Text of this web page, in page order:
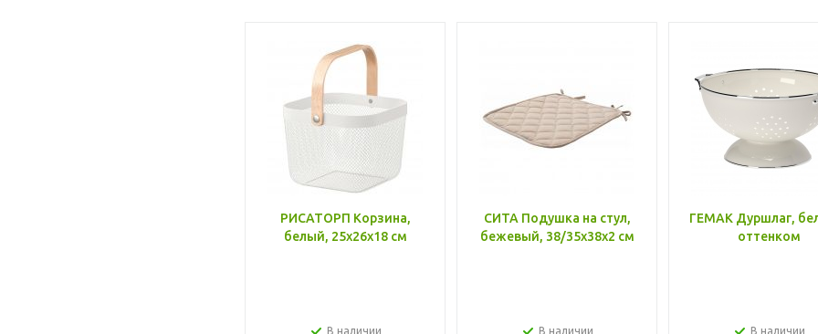
РИСАТОРП Корзина,
белый, 25x26x18 см
В наличии
СИТА Подушка на стул,
бежевый, 38/35x38x2 см
В наличии
ГЕМАК Дуршлаг,
оттенком
В наличии